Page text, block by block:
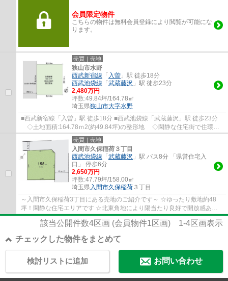
会員限定物件
こちらの物件は無料会員登録により閲覧が可能にな
ります。
売買｜売地
狭山市水野
西武新宿線 「 入曽 」駅 徒歩18分
西武池袋線 「 武蔵藤沢 」駅 徒歩23分
2,480万円
坪数:49.84坪/164.78㎡
埼玉県狭山市大字水野
■西武新宿線「入曽」駅 徒歩18分 ■西武池袋線「武蔵藤沢」駅 徒歩23分
◇土地面積:164.78ｍ2(約49.84坪)の整形地 ◇閑静な住宅街で住環境
良好 ◇前面道路6ｍにつき、開放感あり ...
売買｜売地
入間市久保稲荷３丁目
西武池袋線 「 武蔵藤沢 」駅 バス8分 「県営住宅入
口」 停歩6分
2,650万円
坪数:47.79坪/158.00㎡
埼玉県入間市久保稲荷 ３丁目
～入間市久保稲荷3丁目にある売地のご紹介です～ ☆ゆったり敷地約48
坪！閑静な住宅エリアです ☆北東角地により陽当たり良好で開放感あり
ます ☆小・中学校徒歩10分圏内、お子様の通学...
該当公開件数4区画 (会員物件1区画) 1-4区画表示
チェックした物件をまとめて
お問い合わせ
検討リストに追加